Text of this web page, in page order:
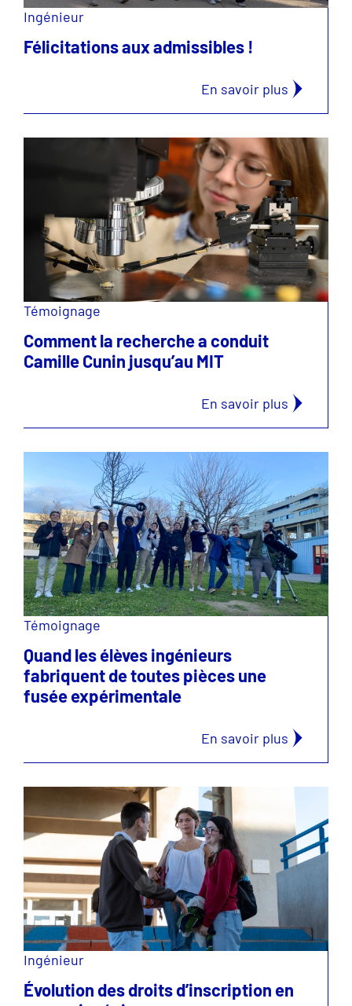
Ingénieur
Félicitations aux admissibles !
En savoir plus
Témoignage
Comment la recherche a conduit
Camille Cunin jusqu’au MIT
En savoir plus
Témoignage
Quand les élèves ingénieurs
fabriquent de toutes pièces une
fusée expérimentale
En savoir plus
Ingénieur
Évolution des droits d’inscription en